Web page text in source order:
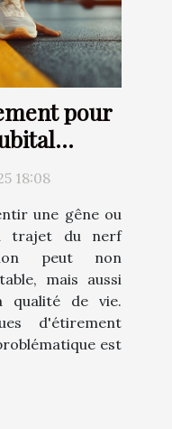
pour
18:08
une gêne ou
trajet du nerf
peut non
mais aussi
de vie.
d'étirement
est